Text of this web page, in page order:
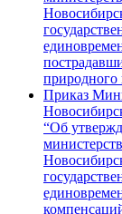
природного
Приказ
“Об